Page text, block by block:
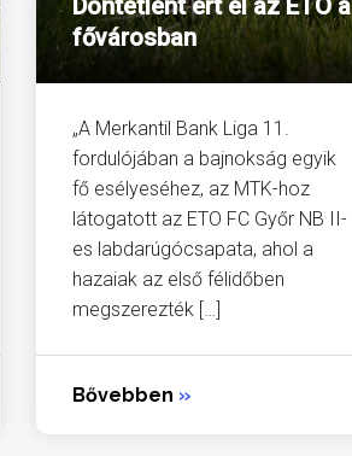
Döntetlent ért el az ETO a
fővárosban
„A Merkantil Bank Liga 11.
fordulójában a bajnokság egyik
fő esélyeséhez, az MTK-hoz
látogatott az ETO FC Győr NB II-
es labdarúgócsapata, ahol a
hazaiak az első félidőben
megszerezték […]
Bővebben »